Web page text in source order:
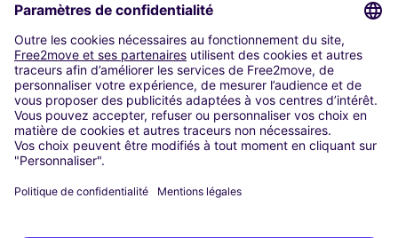
Paris
Madrid
Washington DC
Milan
Rome
Turin
Vienne
Berlin
Düsseldorf